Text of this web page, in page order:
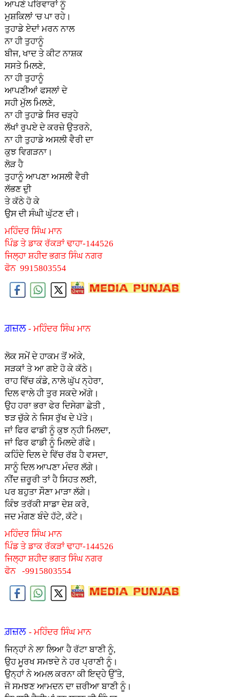
ਆਪਣੇ ਪਰਿਵਾਰਾਂ ਨੂੰ
ਮੁਸ਼ਕਿਲਾਂ 'ਚ ਪਾ ਰਹੇ।
ਤੁਹਾਡੇ ਏਦਾਂ ਮਰਨ ਨਾਲ
ਨਾ ਹੀ ਤੁਹਾਨੂੰ
ਬੀਜ, ਖਾਦ ਤੇ ਕੀਟ ਨਾਸ਼ਕ
ਸਸਤੇ ਮਿਲਣੇ,
ਨਾ ਹੀ ਤੁਹਾਨੂੰ
ਆਪਣੀਆਂ ਫਸਲਾਂ ਦੇ
ਸਹੀ ਮੁੱਲ ਮਿਲਣੇ,
ਨਾ ਹੀ ਤੁਹਾਡੇ ਸਿਰ ਚੜ੍ਹੇ
ਲੱਖਾਂ ਰੁਪਏ ਦੇ ਕਰਜ਼ੇ ਉਤਰਨੇ,
ਨਾ ਹੀ ਤੁਹਾਡੇ ਅਸਲੀ ਵੈਰੀ ਦਾ
ਕੁਝ ਵਿਗੜਨਾ।
ਲੋੜ ਹੈ
ਤੁਹਾਨੂੰ ਆਪਣਾ ਅਸਲੀ ਵੈਰੀ
ਲੱਭਣ ਦੁੀ
ਤੇ ਕੱਠੇ ਹੋ ਕੇ
ਉਸ ਦੀ ਸੰਘੀ ਘੁੱਟਣ ਦੀ।
ਮਹਿੰਦਰ ਸਿੰਘ ਮਾਨ
ਪਿੰਡ ਤੇ ਡਾਕ ਰੱਕੜਾਂ ਢਾਹਾ-144526
ਜਿਲ੍ਹਾ ਸ਼ਹੀਦ ਭਗਤ ਸਿੰਘ ਨਗਰ
ਫੋਨ 9915803554
ਗ਼ਜ਼ਲ- ਮਹਿੰਦਰ ਸਿੰਘ ਮਾਨ
ਲੋਕ ਸਮੇਂ ਦੇ ਹਾਕਮ ਤੋਂ ਅੱਕੇ,
ਸੜਕਾਂ ਤੇ ਆ ਗਏ ਹੋ ਕੇ ਕੱਠੇ।
ਰਾਹ ਵਿੱਚ ਕੰਡੇ, ਨਾਲੇ ਘੁੱਪ ਨ੍ਹੇਰਾ,
ਦਿਲ ਵਾਲੇ ਹੀ ਤੁਰ ਸਕਦੇ ਅੱਗੇ।
ਉਹ ਹਰਾ ਭਰਾ ਫੇਰ ਦਿਸੇਗਾ ਛੇਤੀ ,
ਝੜ ਚੁੱਕੇ ਨੇ ਜਿਸ ਰੁੱਖ ਦੇ ਪੱਤੇ।
ਜਾਂ ਫਿਰ ਫਾਡੀ ਨੂੰ ਕੁਝ ਨ੍ਹੀ ਮਿਲਦਾ,
ਜਾਂ ਫਿਰ ਫਾਡੀ ਨੂੰ ਮਿਲਦੇ ਗੱਫੇ।
ਕਹਿੰਦੇ ਦਿਲ ਦੇ ਵਿੱਚ ਰੱਬ ਹੈ ਵਸਦਾ,
ਸਾਨੂੰ ਦਿਲ ਆਪਣਾ ਮੰਦਰ ਲੱਗੇ।
ਨੀਂਦ ਜ਼ਰੂਰੀ ਤਾਂ ਹੈ ਸਿਹਤ ਲਈ,
ਪਰ ਬਹੁਤਾ ਸੌਣਾ ਮਾੜਾ ਲੱਗੇ।
ਕਿੰਝ ਤਰੱਕੀ ਸਾਡਾ ਦੇਸ਼ ਕਰੇ,
ਜਦ ਮੰਗਣ ਬੰਦੇ ਹੱਟੇ, ਕੱਟੇ।
ਮਹਿੰਦਰ ਸਿੰਘ ਮਾਨ
ਪਿੰਡ ਤੇ ਡਾਕ ਰੱਕੜਾਂ ਢਾਹਾ-144526
ਜਿਲ੍ਹਾ ਸ਼ਹੀਦ ਭਗਤ ਸਿੰਘ ਨਗਰ
ਫੋਨ -9915803554
ਗ਼ਜ਼ਲ - ਮਹਿੰਦਰ ਸਿੰਘ ਮਾਨ
ਜਿਨ੍ਹਾਂ ਨੇ ਲਾ ਲਿਆ ਹੈ ਰੱਟਾ ਬਾਣੀ ਨੂੰ,
ਉਹ ਮੂਰਖ ਸਮਝਦੇ ਨੇ ਹਰ ਪ੍ਰਾਣੀ ਨੂੰ।
ਉਨ੍ਹਾਂ ਨੇ ਅਮਲ ਕਰਨਾ ਕੀ ਇਦ੍ਹੇ ਉੱਤੇ,
ਜੋ ਸਮਝਣ ਆਮਦਨ ਦਾ ਜ਼ਰੀਆ ਬਾਣੀ ਨੂੰ।